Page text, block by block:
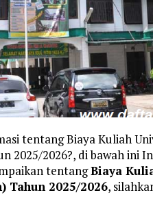
tentang Biaya Kuliah
2025/2026?, di bawah ini
tentangBiaya
Tahun 2025/2026,